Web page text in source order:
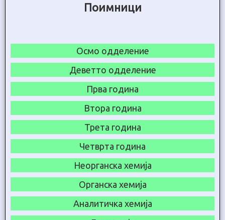
Поимници
Осмо одделение
Деветто одделение
Прва година
Втора година
Трета година
Четврта година
Неорганска хемија
Органска хемија
Аналитичка хемија